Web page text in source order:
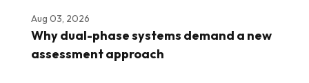
Aug 03, 2026
Why dual-phase systems demand a new
assessment approach